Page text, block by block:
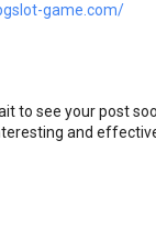
game.com/
to see your post
and